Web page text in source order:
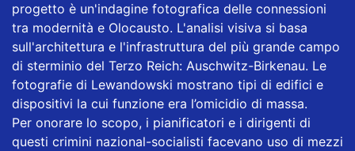
progetto è un'indagine fotografica delle connessioni
tra modernità e Olocausto. L'analisi visiva si basa
sull'architettura e l'infrastruttura del più grande campo
di sterminio del Terzo Reich: Auschwitz-Birkenau. Le
fotografie di Lewandowski mostrano tipi di edifici e
dispositivi la cui funzione era l’omicidio di massa.
Per onorare lo scopo, i pianificatori e i dirigenti di
questi crimini nazional-socialisti facevano uso di mezzi